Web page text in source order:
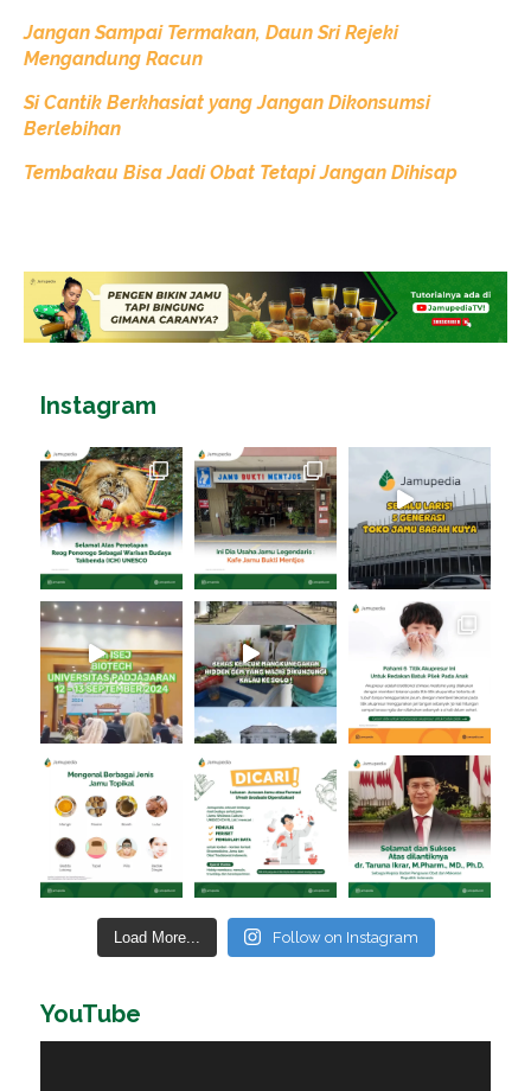
Jangan Sampai Termakan, Daun Sri Rejeki
Mengandung Racun
Si Cantik Berkhasiat yang Jangan Dikonsumsi
Berlebihan
Tembakau Bisa Jadi Obat Tetapi Jangan Dihisap
Instagram
Load More... Follow on Instagram
YouTube